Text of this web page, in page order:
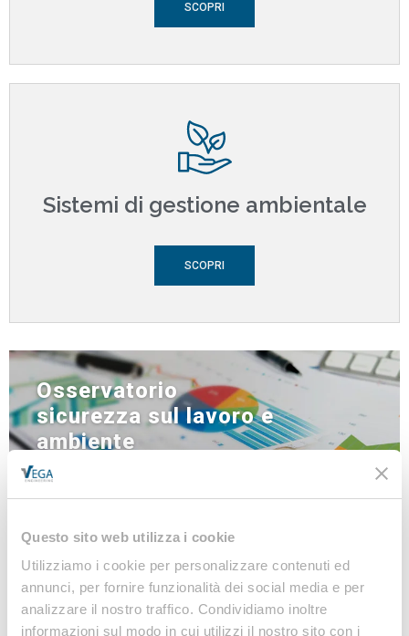
Questo sito web utilizza i cookie
Utilizziamo i cookie per personalizzare contenuti ed
annunci, per fornire funzionalità dei social media e per
analizzare il nostro traffico. Condividiamo inoltre
informazioni sul modo in cui utilizzi il nostro sito con i
SCOPRI
Sistemi di gestione ambientale
SCOPRI
Banca dati
NEWS
LINEE GUIDA
Osservatorio
sicurezza sul lavoro e
ambiente
di VEGA Engineering